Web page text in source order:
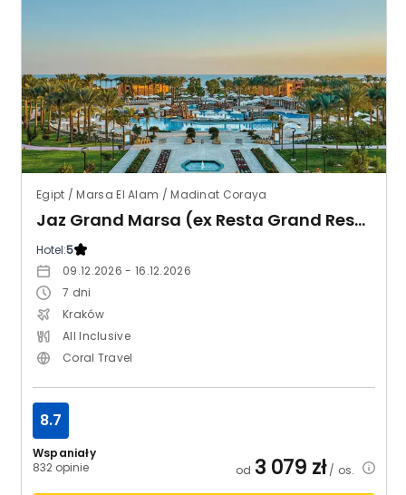
Egipt / Marsa El Alam / Madinat Coraya
Jaz Grand Marsa (ex Resta Grand Resort)
Hotel:5
09.12.2026 - 16.12.2026
7 dni
Kraków
All Inclusive
Coral Travel
Wspaniały
832 opinie
8.7
od 3 079 zł/ os.